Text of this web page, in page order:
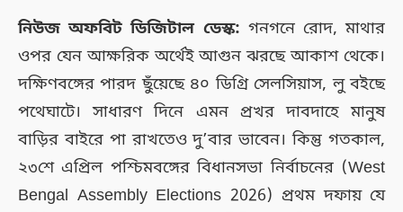
নিউজ অফবিট ডিজিটাল ডেস্ক: গনগনে রোদ, মাথার
ওপর যেন আক্ষরিক অর্থেই আগুন ঝরছে আকাশ থেকে।
দক্ষিণবঙ্গের পারদ ছুঁয়েছে ৪০ ডিগ্রি সেলসিয়াস, লু বইছে
পথেঘাটে। সাধারণ দিনে এমন প্রখর দাবদাহে মানুষ
বাড়ির বাইরে পা রাখতেও দু’বার ভাবেন। কিন্তু গতকাল,
২৩শে এপ্রিল পশ্চিমবঙ্গের বিধানসভা নির্বাচনের (West
Bengal Assembly Elections 2026) প্রথম দফায় যে